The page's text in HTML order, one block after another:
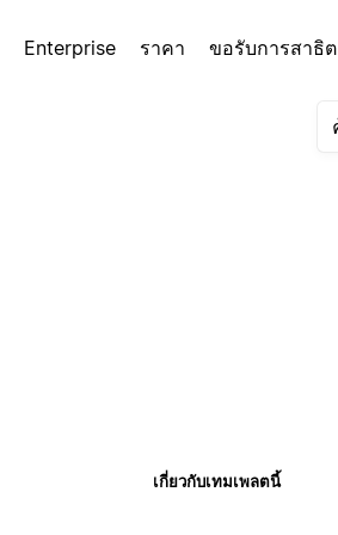
Enterprise ราคา ขอรับการสาธิต
เกี่ยวกับเทมเพลตนี้